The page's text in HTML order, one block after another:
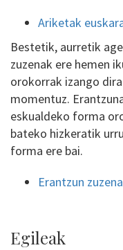
Ariketak
Bestetik, aurretik
zuzenak ere hemen
orokorrak izango
momentuz.
eskualdeko forma
bateko hizkeratik
forma ere bai.
Erantzun
Egileak